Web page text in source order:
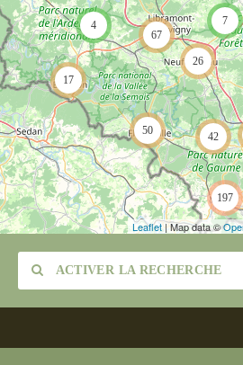
17
50
4
67
7
26
42
197
Leaflet| Map data ©
ACTIVER LA RECHERCHE